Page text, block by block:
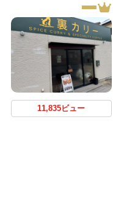
11,835ビュー